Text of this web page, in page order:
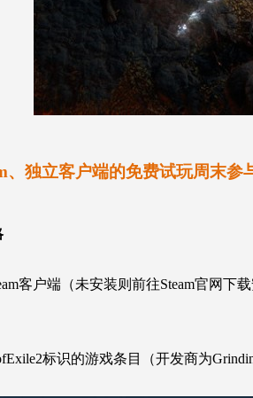
、独立客户端的免费试玩周末参
客户端（未安装则前往Steam官网下
标识的游戏条目（开发商为